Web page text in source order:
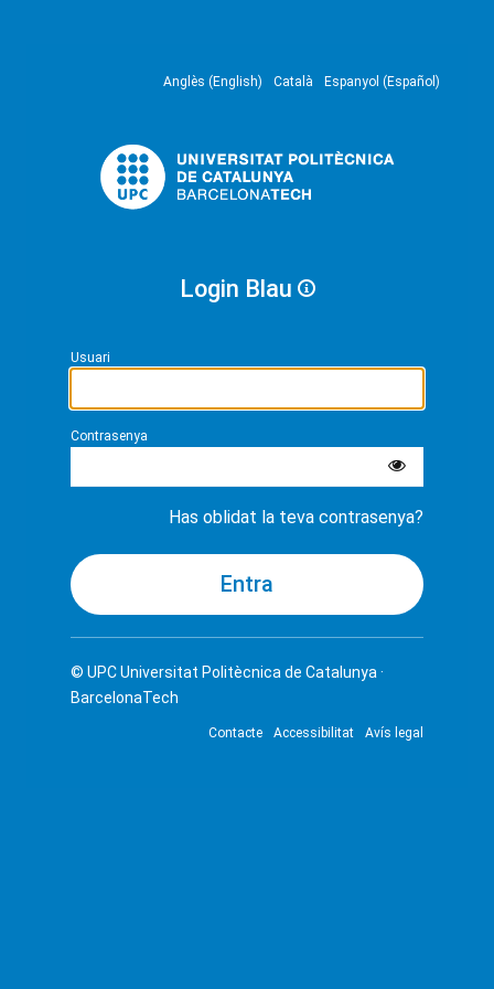
Anglès (English) Català Espanyol (Español)
Login Blau
Usuari
Contrasenya
Has oblidat la teva contrasenya?
© UPCUniversitat Politècnica de Catalunya ·
BarcelonaTech
Contacte Accessibilitat Avís legal